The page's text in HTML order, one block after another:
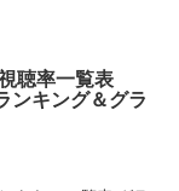
聴率一覧表
ンキング＆グラ